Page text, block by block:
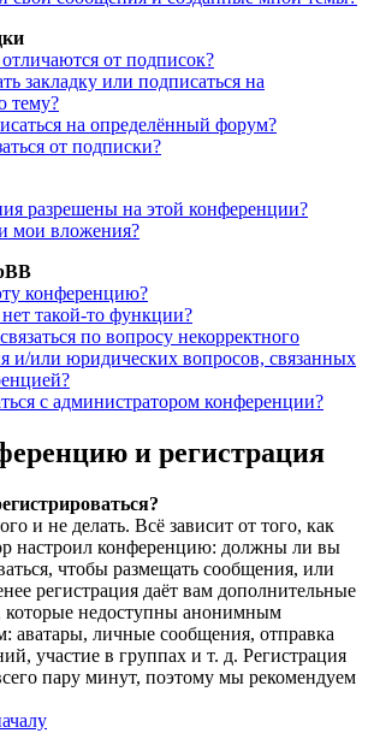
от подписок?
закладку или подписаться на
тему?
на определённый форум?
от подписки?
разрешены на этой конференции?
мои вложения?
конференцию?
такой-то функции?
по вопросу некорректного
и/или юридических вопросов, связанных
с администратором конференции?
и регистрация
и не делать. Всё зависит от того, как
настроил конференцию: должны ли вы
чтобы размещать сообщения, или
регистрация даёт вам дополнительные
которые недоступны анонимным
аватары, личные сообщения, отправка
участие в группах и т. д. Регистрация
пару минут, поэтому мы рекомендуем